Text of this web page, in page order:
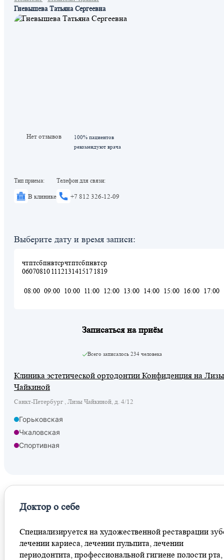
Гневышева Татьяна Сергеевна
Нет отзывов
100% пациентов
рекомендуют врача
Тип приема:
В клинике
Телефон для связи:
+7 812 326-12-09
Выберите дату и время записи:
чт
06
пт
07
сб
08
пн
10
вт
11
ср
12
чт
13
пт
14
сб
15
пн
17
вт
18
ср
19
08:00 09:00 10:00 11:00 12:00 13:00 14:00 15:00 16:00 17:00
Записаться на приём
Всего записалось 234 человека
Клиника эстетической ортодонтии Конфиденция на Лизы
Чайкиной
Санкт-Петербург , Лизы Чайкиной, д. 4/12
Горьковская
Чкаловская
Спортивная
Доктор о себе
Специализируется на художественной реставрации
лечении кариеса, лечении пульпита, лечении
периодонтита, профессиональной гигиене полости рта,